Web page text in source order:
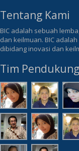
Tentang Kami
BIC adalah sebuah
dan keilmuan. BIC
dibidang inovasi dan
Tim